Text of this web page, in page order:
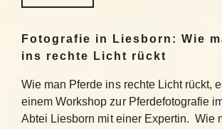
Fotografie in Liesborn: Wie
ins rechte Licht rückt
Wie man Pferde ins rechte Licht rückt,
einem Workshop zur Pferdefotografie
Abtei Liesborn mit einer Expertin. Wie